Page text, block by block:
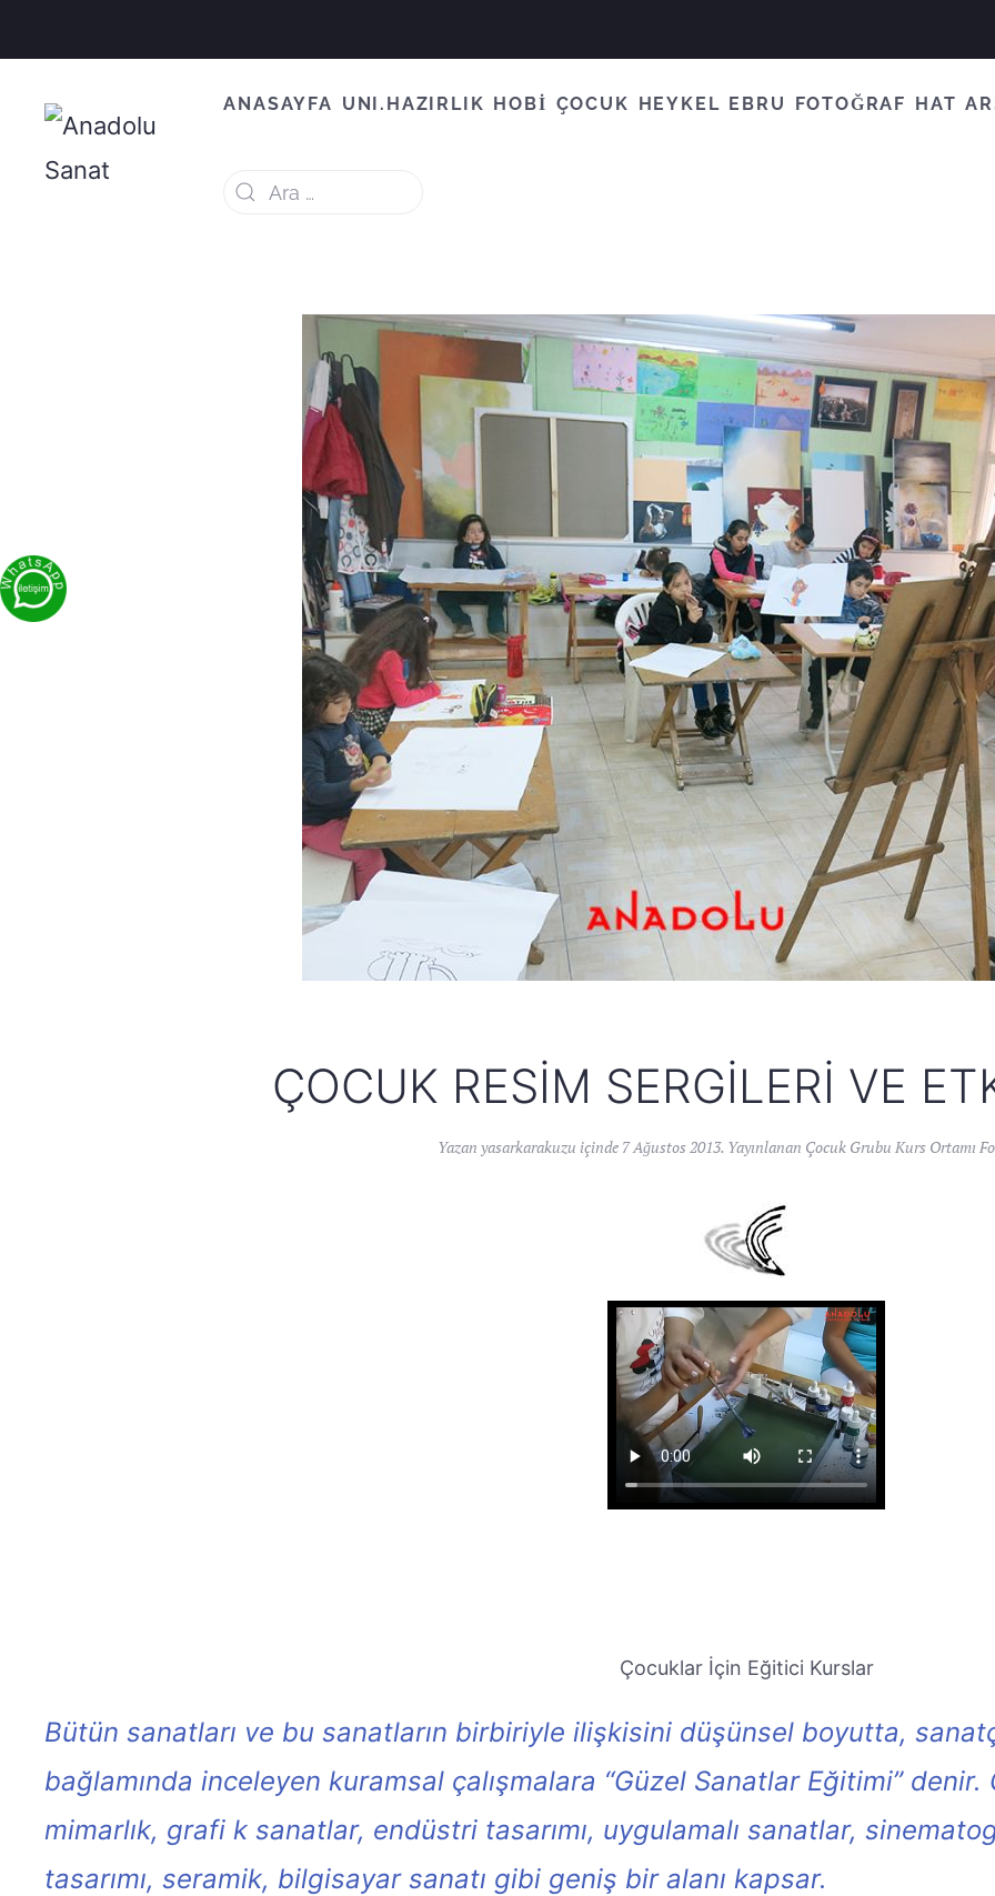
ANASAYFA UNI.HAZIRLIK HOBİ ÇOCUK HEYKEL EBRU FOTOĞRAF HAT
ÇOCUK RESIM SERGILERI VE
Yazan yasarkarakuzu içinde 7 Ağustos 2013. Yayınlanan Çocuk Grubu Kurs Ortamı
Çocuklar İçin Eğitici Kurslar
Bütün sanatları ve bu sanatların birbiriyle ilişkisini düşünsel boyutta,
bağlamında inceleyen kuramsal çalışmalara “Güzel Sanatlar Eğitimi”
mimarlık, grafi k sanatlar, endüstri tasarımı, uygulamalı sanatlar,
tasarımı, seramik, bilgisayar sanatı gibi geniş bir alanı kapsar.